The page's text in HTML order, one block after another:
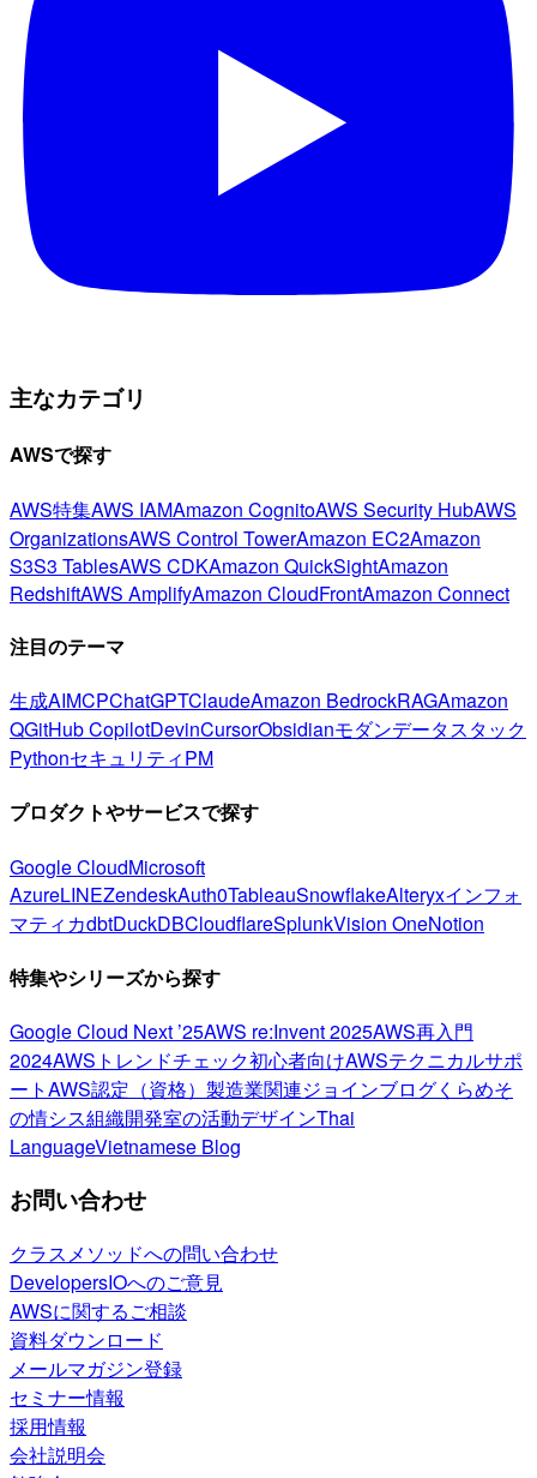
主なカテゴリ
AWSで探す
AWS特集AWS IAMAmazon CognitoAWS Security HubAWS
OrganizationsAWS Control TowerAmazon EC2Amazon
S3S3 TablesAWS CDKAmazon QuickSightAmazon
RedshiftAWS AmplifyAmazon CloudFrontAmazon Connect
注目のテーマ
生成AIMCPChatGPTClaudeAmazon BedrockRAGAmazon
QGitHub CopilotDevinCursorObsidianモダンデータスタック
PythonセキュリティPM
プロダクトやサービスで探す
Google CloudMicrosoft
AzureLINEZendeskAuth0TableauSnowflakeAlteryxインフォ
マティカdbtDuckDBCloudflareSplunkVision OneNotion
特集やシリーズから探す
Google Cloud Next ’25AWS re:Invent 2025AWS再入門
2024AWSトレンドチェック初心者向けAWSテクニカルサポ
ートAWS認定（資格） 製造業関連ジョインブログくらめそ
の情シス組織開発室の活動デザインThai
LanguageVietnamese Blog
お問い合わせ
クラスメソッドへの問い合わせ
DevelopersIOへのご意見
AWSに関するご相談
資料ダウンロード
メールマガジン登録
セミナー情報
採用情報
会社説明会